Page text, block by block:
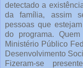
detectado a
da família, assim
pessoas que
do programa.
Ministério Público
Desenvolvimento
Fizeram-se